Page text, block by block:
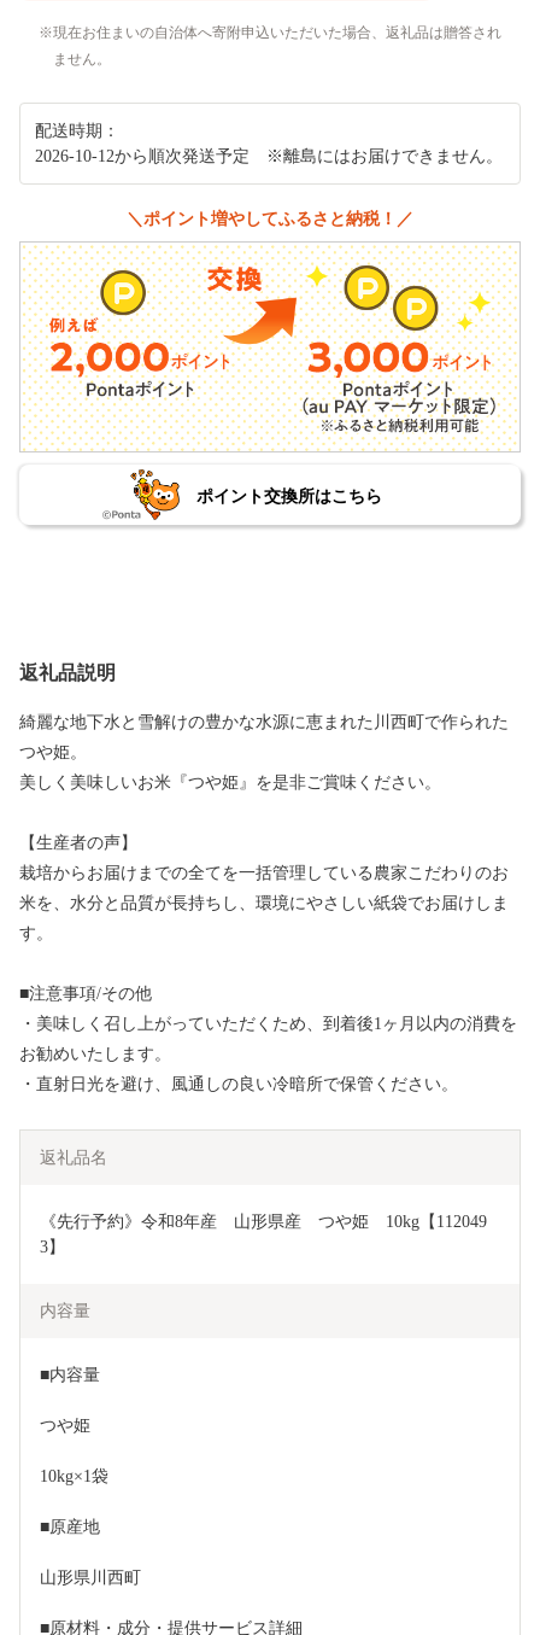
現在お住まいの自治体へ寄附申込いただいた場合、返礼品は贈答され
ません。
配送時期：
2026-10-12から順次発送予定 ※離島にはお届けできません。
＼ポイント増やしてふるさと納税！／
ポイント交換所はこちら
返礼品説明
綺麗な地下水と雪解けの豊かな水源に恵まれた川西町で作られた
つや姫。
美しく美味しいお米『つや姫』を是非ご賞味ください。
【生産者の声】
栽培からお届けまでの全てを一括管理している農家こだわりのお
米を、水分と品質が長持ちし、環境にやさしい紙袋でお届けしま
す。
■注意事項/その他
・美味しく召し上がっていただくため、到着後1ヶ月以内の消費を
お勧めいたします。
・直射日光を避け、風通しの良い冷暗所で保管ください。
返礼品名
《先行予約》令和8年産　山形県産　つや姫　10kg【112049
3】
内容量
■内容量
つや姫
10kg×1袋
■原産地
山形県川西町
■原材料・成分・提供サービス詳細